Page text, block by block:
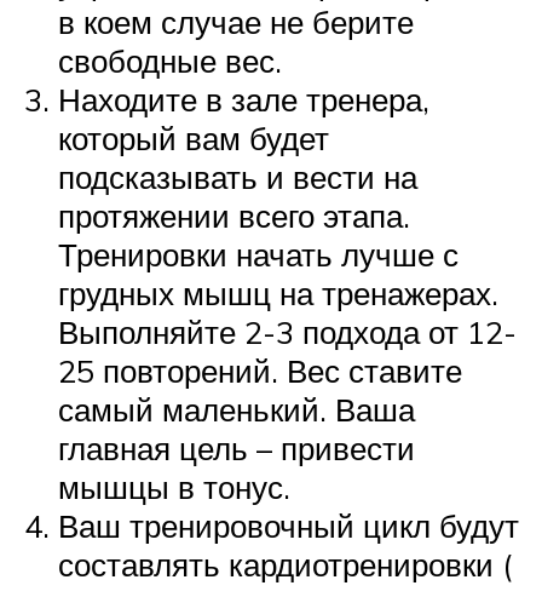
в коем случае не берите
свободные вес.
Находите в зале тренера,
который вам будет
подсказывать и вести на
протяжении всего этапа.
Тренировки начать лучше с
грудных мышц на тренажерах.
Выполняйте 2-3 подхода от 12-
25 повторений. Вес ставите
самый маленький. Ваша
главная цель – привести
мышцы в тонус.
Ваш тренировочный цикл будут
составлять кардиотренировки (